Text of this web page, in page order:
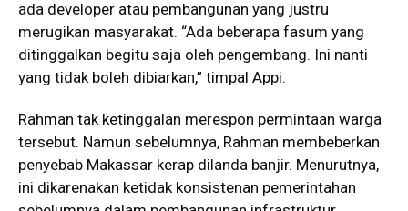
ada developer atau pembangunan yang justru
merugikan masyarakat. “Ada beberapa fasum yang
ditinggalkan begitu saja oleh pengembang. Ini nanti
yang tidak boleh dibiarkan,” timpal Appi.
Rahman tak ketinggalan merespon permintaan warga
tersebut. Namun sebelumnya, Rahman membeberkan
penyebab Makassar kerap dilanda banjir. Menurutnya,
ini dikarenakan ketidak konsistenan pemerintahan